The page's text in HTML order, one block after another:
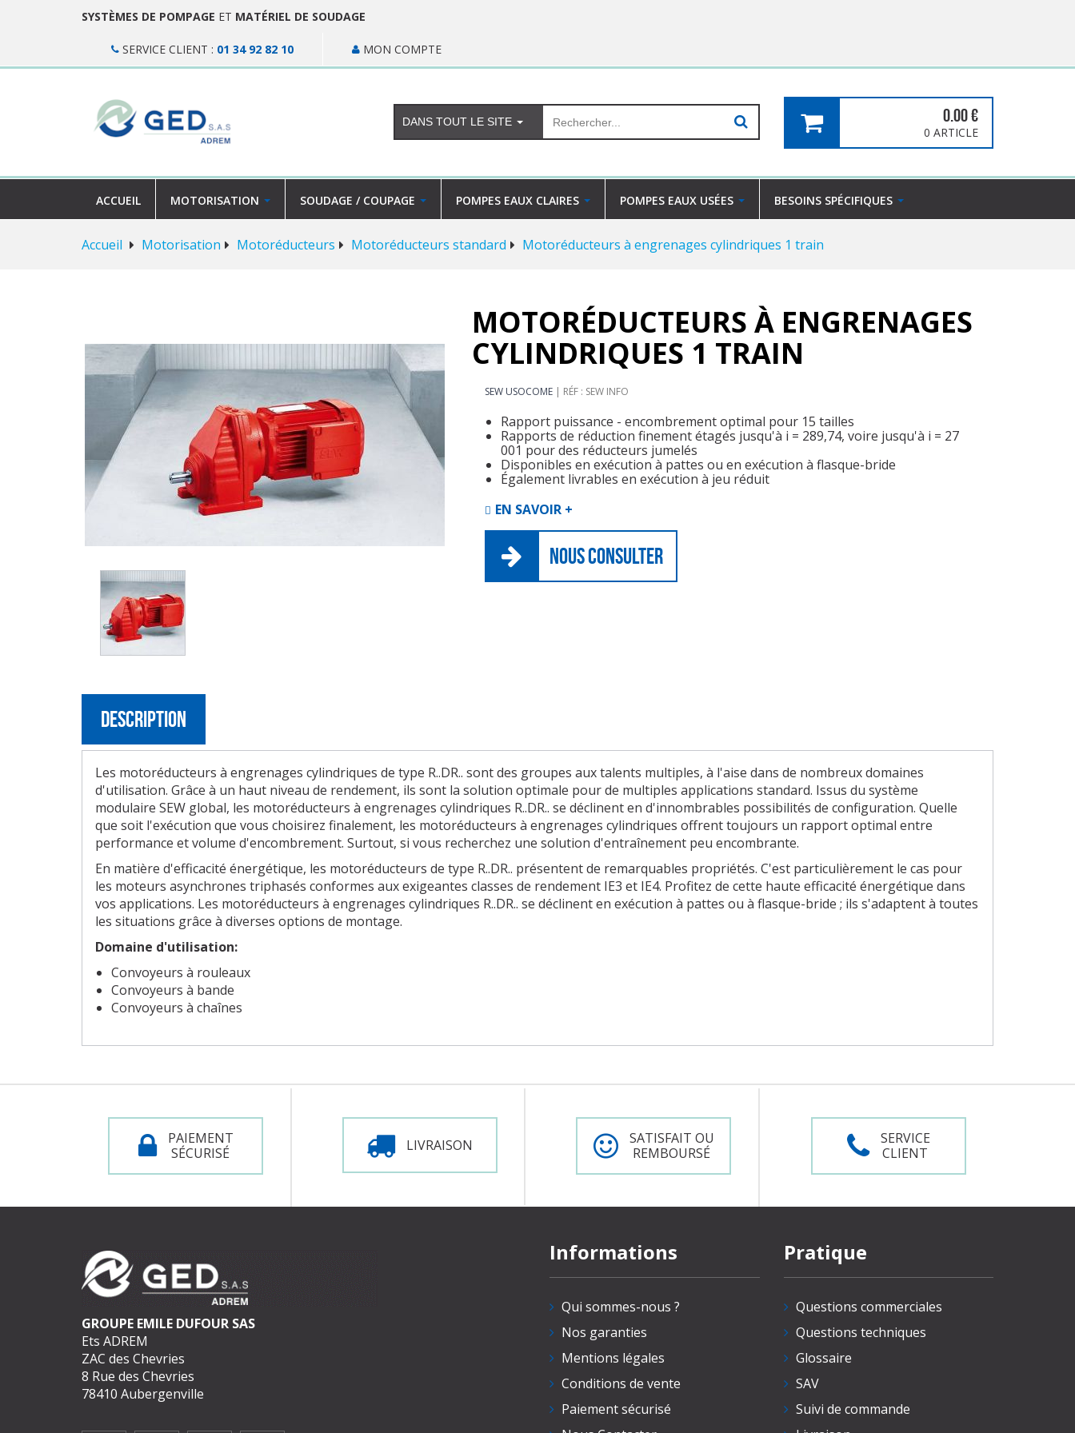
SYSTÈMES DE POMPAGE ET MATÉRIEL DE SOUDAGE
SERVICE CLIENT : 01 34 92 82 10 MON COMPTE
0.00€
0 ARTICLE
DANS TOUT LE SITE
ACCUEIL MOTORISATION SOUDAGE / COUPAGE POMPES EAUX CLAIRES POMPES EAUX USÉES BESOINS SPÉCIFIQUES
Accueil Motorisation Motoréducteurs Motoréducteurs standard Motoréducteurs à engrenages cylindriques 1 train
MOTORÉDUCTEURS À ENGRENAGES
CYLINDRIQUES 1 TRAIN
SEW USOCOME RÉF : SEW INFO
Rapport puissance - encombrement optimal pour 15 tailles
Rapports de réduction finement étagés jusqu'à i = 289,74, voire jusqu'à i = 27
001 pour des réducteurs jumelés
Disponibles en exécution à pattes ou en exécution à flasque-bride
Également livrables en exécution à jeu réduit
EN SAVOIR +
NOUS CONSULTER
Description
Les motoréducteurs à engrenages cylindriques de type R..DR.. sont des groupes aux talents multiples, à l'aise dans de nombreux domaines
d'utilisation. Grâce à un haut niveau de rendement, ils sont la solution optimale pour de multiples applications standard. Issus du système
modulaire SEW global, les motoréducteurs à engrenages cylindriques R..DR.. se déclinent en d'innombrables possibilités de configuration. Quelle
que soit l'exécution que vous choisirez finalement, les motoréducteurs à engrenages cylindriques offrent toujours un rapport optimal entre
performance et volume d'encombrement. Surtout, si vous recherchez une solution d'entraînement peu encombrante.
En matière d'efficacité énergétique, les motoréducteurs de type R..DR.. présentent de remarquables propriétés. C'est particulièrement le cas pour
les moteurs asynchrones triphasés conformes aux exigeantes classes de rendement IE3 et IE4. Profitez de cette haute efficacité énergétique dans
vos applications. Les motoréducteurs à engrenages cylindriques R..DR.. se déclinent en exécution à pattes ou à flasque-bride ; ils s'adaptent à toutes
les situations grâce à diverses options de montage.
Domaine d'utilisation:
Convoyeurs à rouleaux
Convoyeurs à bande
Convoyeurs à chaînes
PAIEMENT
SÉCURISÉ
LIVRAISON
SATISFAIT OU
REMBOURSÉ
SERVICE
CLIENT
GROUPE EMILE DUFOUR SAS
Ets ADREM
ZAC des Chevries
8 Rue des Chevries
78410 Aubergenville
Informations
Qui sommes-nous ?
Nos garanties
Mentions légales
Conditions de vente
Paiement sécurisé
Pratique
Questions commerciales
Questions techniques
Glossaire
SAV
Suivi de commande